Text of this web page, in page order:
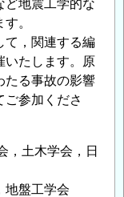
ど地震工学的な
。
て，関連する編
いたします。原
たる事故の影響
ご参加くださ
，土木学会，日
地盤工学会